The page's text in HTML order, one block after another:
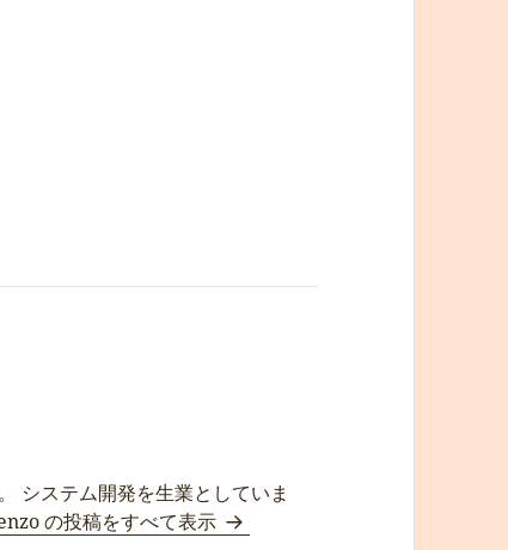
システム開発を生業としていま
の投稿をすべて表示